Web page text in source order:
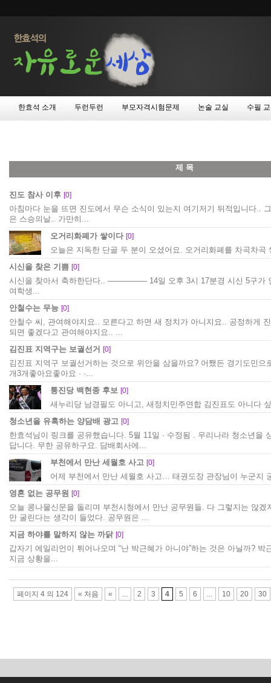
한효석 소개 두런두런 부모자격시험문제 논술 교실 수필
제 목
진도 참사 이후 [0]
아침마다 눈을 뜨면 진도에서 무슨 소식이 있는지 여기저기 뒤적입니다..
은 스승의날.. 가만히...
오거리화폐가 쌓이다 [0]
오늘은 지독한 단골 두 분이 오셨어요. 오거리화폐를 차곡차
시신을 찾은 기쁨 [0]
시신을 찾아서 축하한단다.. ————— 14일 오후 3시 17분경 시신 5구가
여학생...
안철수는 무능 [0]
안철수 씨, 관여해야지요.. 모른다고 하면 새 정치가 아니지요.. 공정하게
되면 좋겠다고 관여해야지요.. ...
김진표 지역구는 보궐선거
[0]
김진표 지역구 보궐선거하는 것으로 위안을 삼을까요? 어쨌든 경기도민으
개3개좋아요좋아요 · ·...
통진당 백현종 후보 [0]
새누리당 남경필도 아니고, 새정치민주연합 김진표도 아니다
청소년을 유혹하는 양담배 광고 [0]
한효석님이 링크를 공유했습니다. 5월 11일 · 수정됨 . 우리나라 청소년을
답니다. 무한 공유하구요. 담배회사에...
부천에서 만난 세월호 사고 [0]
어제 부천에서 만난 세월호 사고… 태권도장 관장님이 누군지
영혼 없는 공무원 [0]
오늘 콩나물신문을 돌리며 부천시청에서 만난 공무원들. 다 그렇지는 않겠
만 굴린다는 생각이 들었다. 공무원은 ...
지금 하야를 말하지 않는 까닭 [0]
갑자기 에일리언이 튀어나오며 “난 박근혜가 아니야”하는 것은 아닐까? 박
지금 상황을...
페이지 4 의 124 « 처음 « ... 2 3 4 5 6 ... 10 20 30